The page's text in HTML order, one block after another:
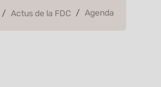
Actus de la FDC Agenda